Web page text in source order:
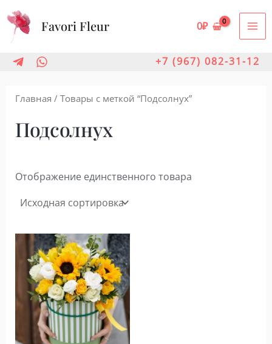
Перейти
содержимому
Favori Fleur 0₽
+7 (967) 082-31-12
Главная / Товары с меткой “Подсолнух”
Подсолнух
Отображение единственного товара